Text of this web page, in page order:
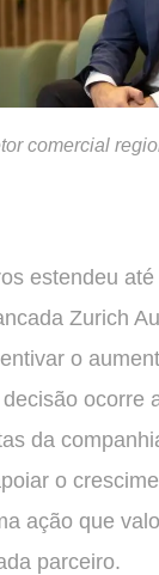
comercial
estendeu
Zurich
o
ocorre
da
o
ação que
parceiro.